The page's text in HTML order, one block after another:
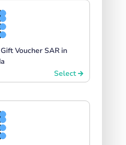
Voucher SAR in
Select